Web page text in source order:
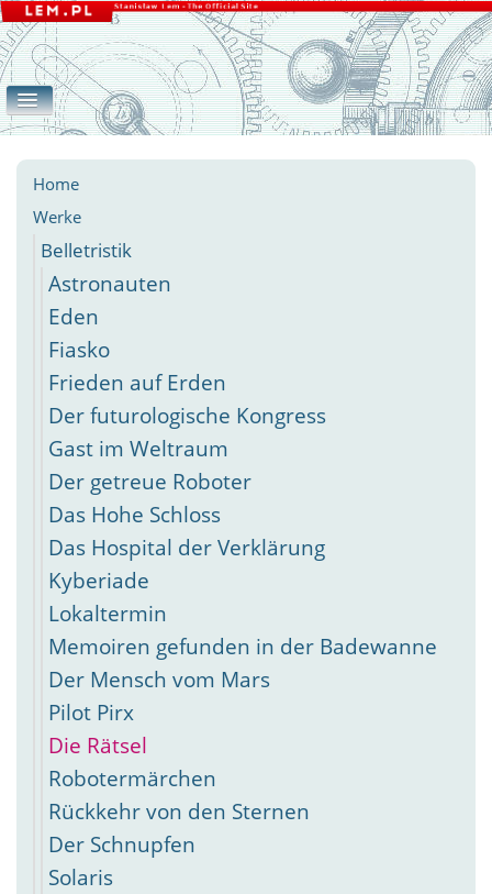
Belletristik
Home
Werke
Belletristik
Astronauten
Eden
Fiasko
Frieden auf Erden
Der futurologische Kongress
Gast im Weltraum
Der getreue Roboter
Das Hohe Schloss
Das Hospital der Verklärung
Kyberiade
Lokaltermin
Memoiren gefunden in der Badewanne
Der Mensch vom Mars
Pilot Pirx
Die Rätsel
Robotermärchen
Rückkehr von den Sternen
Der Schnupfen
Solaris